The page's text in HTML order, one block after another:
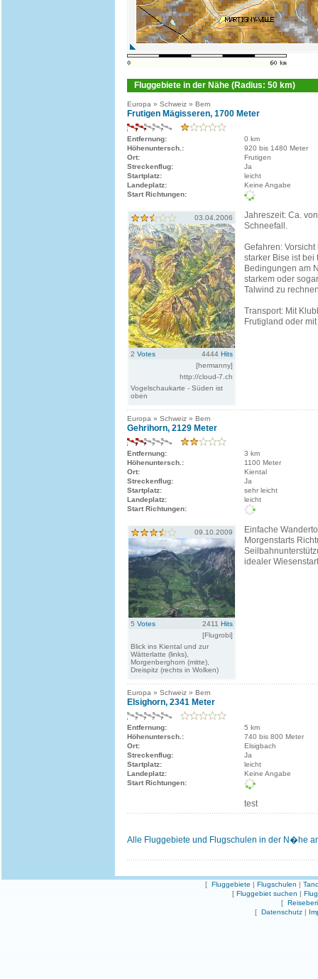
Fluggebiete in der Nähe (Radius: 50 km)
Europa » Schweiz » Bern
Frutigen Mägisseren, 1700 Meter
Entfernung:
0 km
Höhenuntersch.:
920 bis 1480 Meter
Ort:
Frutigen
Streckenflug:
Ja
Startplatz:
leicht
Landeplatz:
Keine Angabe
Start Richtungen:
03.04.2006
2 Votes 4444 Hits
[hermanny]
http://cloud-7.ch
Vogelschaukarte - Süden ist
oben
Jahreszeit: Ca.
Schneefall.
Gefahren:
starker Bise ist bei
Bedingungen am
starkem oder
Talwind zu
Transport: Mit
Frutigland oder
Europa » Schweiz » Bern
Gehrihorn, 2129 Meter
Entfernung:
3 km
Höhenuntersch.:
1100 Meter
Ort:
Kiental
Streckenflug:
Ja
Startplatz:
sehr leicht
Landeplatz:
leicht
Start Richtungen:
09.10.2009
5 Votes 2411 Hits
[Flugrobi]
Blick ins Kiental und zur
Wätterlatte (links),
Morgenberghorn (mitte),
Dreispitz (rechts in Wolken)
Einfache
Morgenstarts
idealer Wiesenstart
Europa » Schweiz » Bern
Elsighorn, 2341 Meter
Entfernung:
5 km
Höhenuntersch.:
740 bis 800 Meter
Ort:
Elsigbach
Streckenflug:
Ja
Startplatz:
leicht
Landeplatz:
Keine Angabe
Start Richtungen:
test
Alle Fluggebiete und Flugschulen in der N�he
[ Fluggebiete | Flugschulen |
[ Fluggebiet suchen |
[
[ Datenschutz |